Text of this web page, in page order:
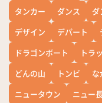
タンカー
ダンス ダ
デザイン
デパート
ドラゴンボート
トラ
どんの山
トンビ な
ニュータウン
ニュー